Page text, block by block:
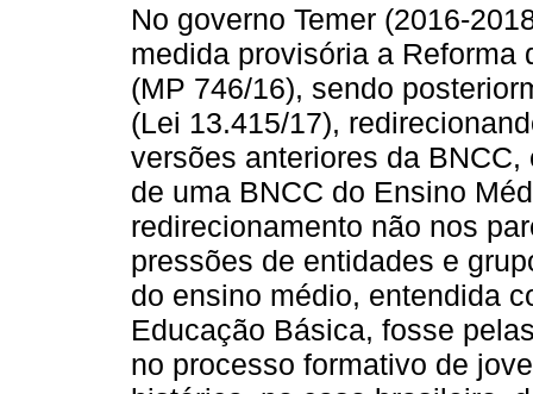
No governo Temer (2016-
medida provisória a
(MP 746/16), sendo
(Lei 13.415/17),
versões anteriores da
de uma BNCC do Ensino
redirecionamento não nos
pressões de entidades e
do ensino médio, entendida
Educação Básica, fosse
no processo formativo de